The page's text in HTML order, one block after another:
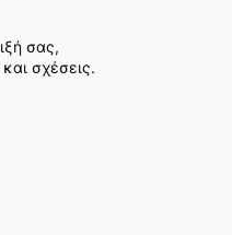
σας,
σχέσεις.